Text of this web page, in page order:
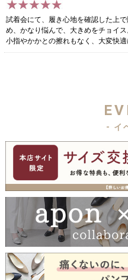
試着会にて、履き心地を確認した上
め、かなり悩んで、大きめをチョイ
小指やかかとの擦れもなく、大変快
- イ